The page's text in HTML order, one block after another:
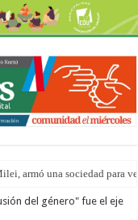
armó una sociedad para
del género" fue el eje